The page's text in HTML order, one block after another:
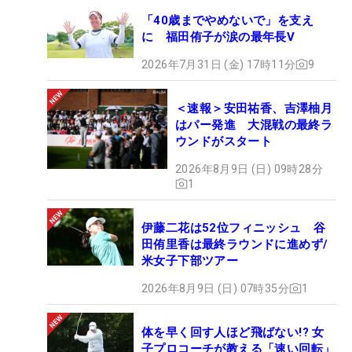
「40歳までやめないで」を支え
に 福田侑子が涙の最年長V
2026年7月31日 (金) 17時11分 9
＜速報＞安田祐香、吉澤柚月
はパー発進 大混戦の最終ラ
ウンドがスタート
2026年8月9日 (日) 09時28分
1
伊藤二花は52位フィニッシュ 谷
田侑里香は最終ラウンドに進めず/
米女子下部ツアー
2026年8月9日 (日) 07時35分 1
体を早く回す人ほど飛ばない!? 女
子プロコーチが教える「速い回転」